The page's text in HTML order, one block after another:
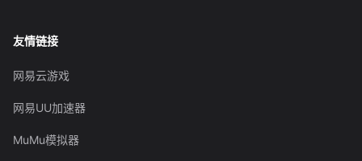
友情链接
网易云游戏
网易UU加速器
MuMu模拟器